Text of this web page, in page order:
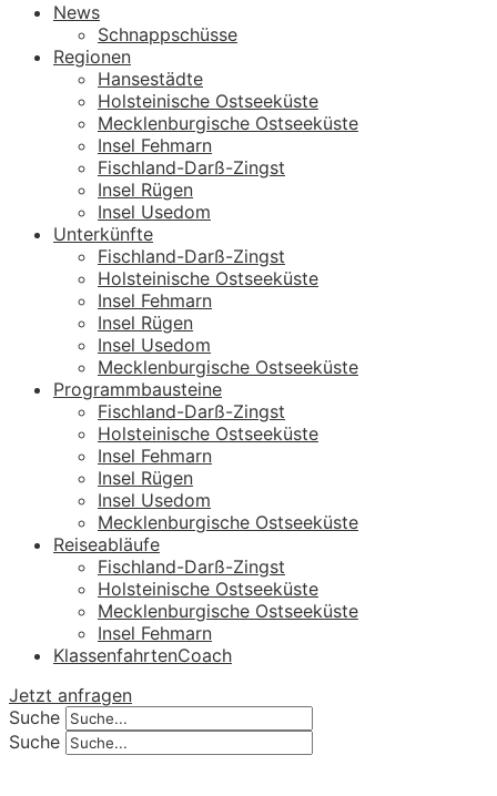
News
Schnappschüsse
Regionen
Hansestädte
Holsteinische Ostseeküste
Mecklenburgische Ostseeküste
Insel Fehmarn
Fischland-Darß-Zingst
Insel Rügen
Insel Usedom
Unterkünfte
Fischland-Darß-Zingst
Holsteinische Ostseeküste
Insel Fehmarn
Insel Rügen
Insel Usedom
Mecklenburgische Ostseeküste
Programmbausteine
Fischland-Darß-Zingst
Holsteinische Ostseeküste
Insel Fehmarn
Insel Rügen
Insel Usedom
Mecklenburgische Ostseeküste
Reiseabläufe
Fischland-Darß-Zingst
Holsteinische Ostseeküste
Mecklenburgische Ostseeküste
Insel Fehmarn
KlassenfahrtenCoach
Jetzt anfragen
Suche
Suche